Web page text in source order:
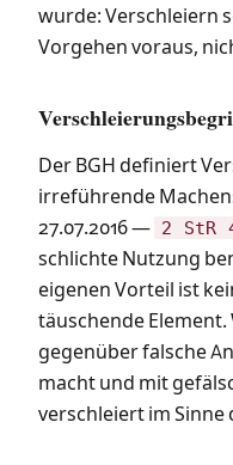
wurde: Verschleiern
Vorgehen voraus,
Der BGH definiert
irreführende
27.07.2016 — 2 StR
schlichte Nutzung
eigenen Vorteil ist
täuschende
gegenüber falsche
macht und mit
verschleiert im Sinne